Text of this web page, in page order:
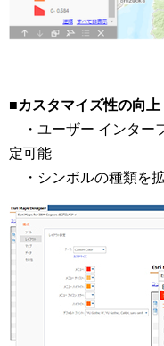
■カスタマイズ性の向上
・ユーザー インター
定可能
・シンボルの種類を